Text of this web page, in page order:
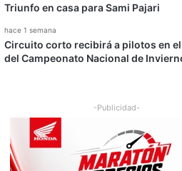
Triunfo en casa para Sami Pajari
hace 1 semana
Circuito corto recibirá a pilotos en
del Campeonato Nacional de
-Publicidad-